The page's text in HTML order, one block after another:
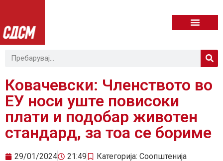
Ковачевски: Членството во
ЕУ носи уште повисоки
плати и подобар животен
стандард, за тоа се бориме
29/01/2024 21:49 Категорија: Соопштенија